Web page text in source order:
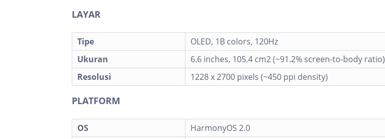
LAYAR
Tipe
OLED, 1B colors, 120Hz
Ukuran
6.6 inches, 105.4 cm2 (~91.2% screen-to-body ratio)
Resolusi
1228 x 2700 pixels (~450 ppi density)
PLATFORM
OS
HarmonyOS 2.0